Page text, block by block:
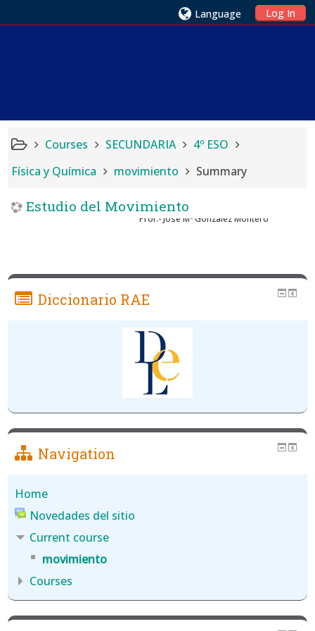
Log In
Language
Courses SECUNDARIA
4º ESO
Física y Química
movimiento Summary
Estudio del Movimiento
Prof.- Jose Mª González Montero
Diccionario RAE
Navigation
Home
Novedades del sitio
Current course
movimiento
Courses